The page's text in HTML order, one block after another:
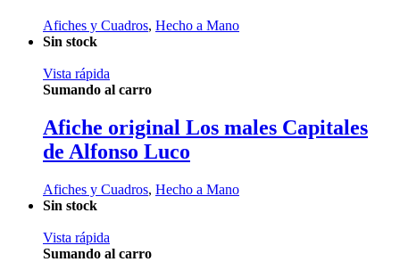
Afiches y Cuadros, Hecho a Mano
Sin stock
Vista rápida
Sumando al carro
Afiche original Los males Capitales
de Alfonso Luco
Afiches y Cuadros, Hecho a Mano
Sin stock
Vista rápida
Sumando al carro